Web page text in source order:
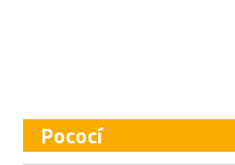
Pococí